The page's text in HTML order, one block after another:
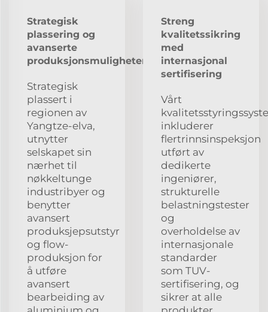
Strategisk
plassering og
avanserte
produksjonsmuligheter
Strategisk
plassert i
regionen av
Yangtze-elva,
utnytter
selskapet sin
nærhet til
nøkkeltunge
industribyer og
benytter
avansert
produksjepsutstyr
og flow-
produksjon for
å utføre
avansert
bearbeiding av
Streng
kvalitetssikring
med
internasjonal
sertifisering
Vårt
inkluderer
flertrinnsinspeksjon
utført av
dedikerte
ingeniører,
strukturelle
belastningstester
og
overholdelse av
internasjonale
standarder
som TUV-
sertifisering, og
sikrer at alle